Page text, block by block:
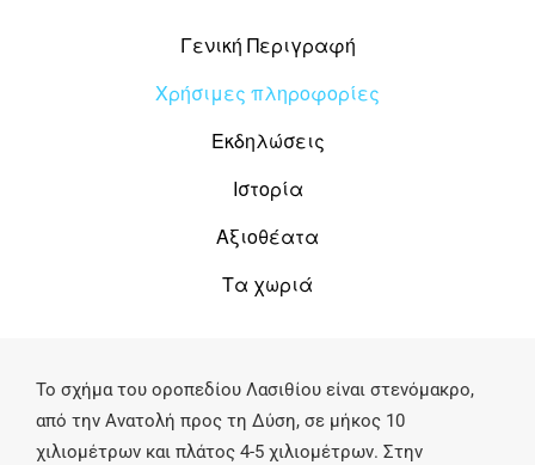
Γενική Περιγραφή
Χρήσιμες πληροφορίες
Εκδηλώσεις
Ιστορία
Αξιοθέατα
Τα χωριά
Το σχήμα του οροπεδίου Λασιθίου είναι στενόμακρο,
από την Ανατολή προς τη Δύση, σε μήκος 10
χιλιομέτρων και πλάτος 4-5 χιλιομέτρων. Στην